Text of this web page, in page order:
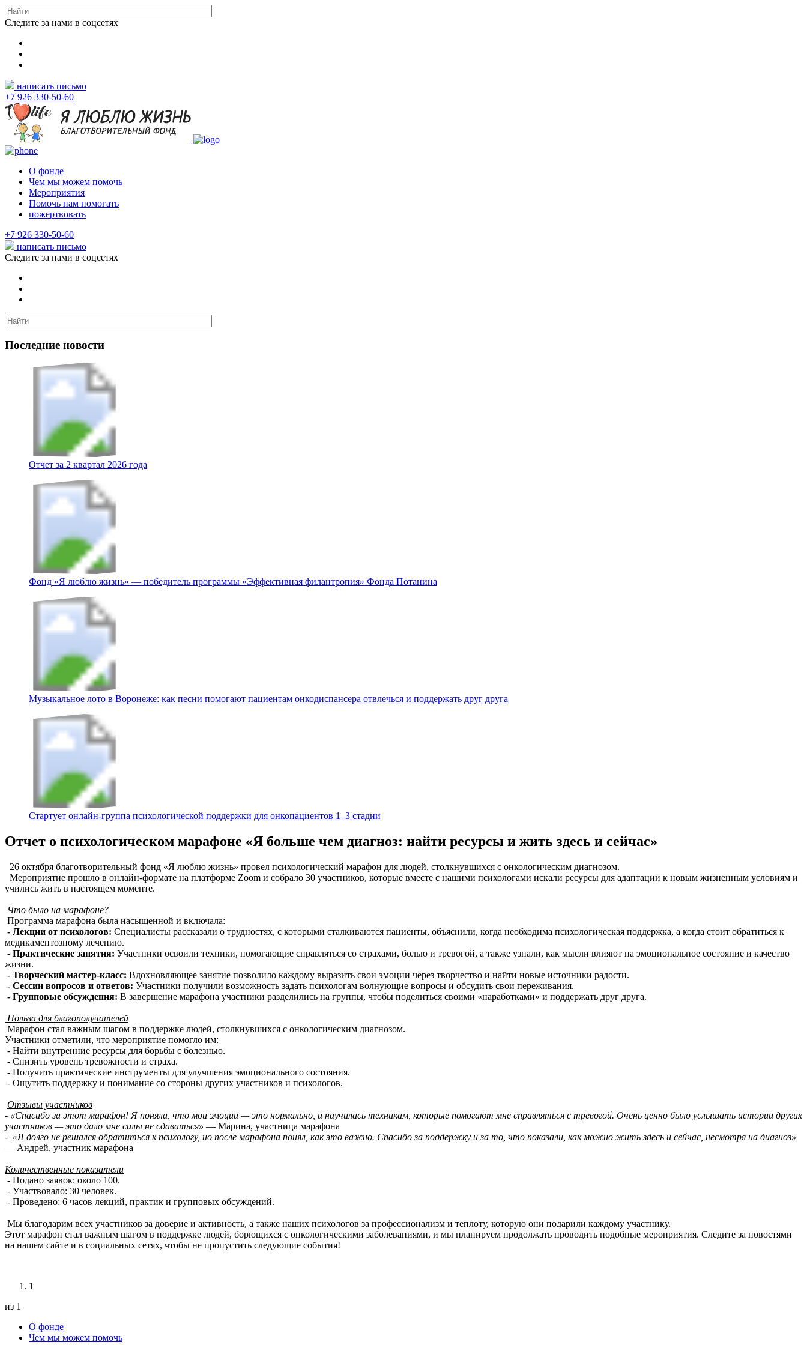
Следите за нами в соцсетях
написать письмо
+7 926 330-50-60
О фонде
Чем мы можем помочь
Мероприятия
Помочь нам помогать
пожертвовать
+7 926 330-50-60
написать письмо
Следите за нами в соцсетях
Последние новости
Отчет за 2 квартал 2026 года
Фонд «Я люблю жизнь» — победитель программы «Эффективная филантропия» Фонда Потанина
Музыкальное лото в Воронеже: как песни помогают пациентам онкодиспансера отвлечься и поддержать друг друга
Стартует онлайн‑группа психологической поддержки для онкопациентов 1–3 стадии
Отчет о психологическом марафоне «Я больше чем диагноз: найти ресурсы и жить здесь и сейчас»
26 октября благотворительный фонд «Я люблю жизнь» провел психологический марафон для людей, столкнувшихся с онкологическим диагнозом.
Мероприятие прошло в онлайн-формате на платформе Zoom и собрало 30 участников, которые вместе с нашими психологами искали ресурсы для адаптации к новым жизненным условиям и
учились жить в настоящем моменте.
Что было на марафоне?
Программа марафона была насыщенной и включала:
- Лекции от психологов: Специалисты рассказали о трудностях, с которыми сталкиваются пациенты, объяснили, когда необходима психологическая поддержка, а когда стоит обратиться к
медикаментозному лечению.
- Практические занятия: Участники освоили техники, помогающие справляться со страхами, болью и тревогой, а также узнали, как мысли влияют на эмоциональное состояние и качество
жизни.
- Творческий мастер-класс: Вдохновляющее занятие позволило каждому выразить свои эмоции через творчество и найти новые источники радости.
- Сессии вопросов и ответов: Участники получили возможность задать психологам волнующие вопросы и обсудить свои переживания.
- Групповые обсуждения: В завершение марафона участники разделились на группы, чтобы поделиться своими «наработками» и поддержать друг друга.
Польза для благополучателей
Марафон стал важным шагом в поддержке людей, столкнувшихся с онкологическим диагнозом.
Участники отметили, что мероприятие помогло им:
- Найти внутренние ресурсы для борьбы с болезнью.
- Снизить уровень тревожности и страха.
- Получить практические инструменты для улучшения эмоционального состояния.
- Ощутить поддержку и понимание со стороны других участников и психологов.
Отзывы участников
- «Спасибо за этот марафон! Я поняла, что мои эмоции — это нормально, и научилась техникам, которые помогают мне справляться с тревогой. Очень ценно было услышать истории других
участников — это дало мне силы не сдаваться» — Марина, участница марафона
- «Я долго не решался обратиться к психологу, но после марафона понял, как это важно. Спасибо за поддержку и за то, что показали, как можно жить здесь и сейчас, несмотря на диагноз»
— Андрей, участник марафона
Количественные показатели
- Подано заявок: около 100.
- Участвовало: 30 человек.
- Проведено: 6 часов лекций, практик и групповых обсуждений.
Мы благодарим всех участников за доверие и активность, а также наших психологов за профессионализм и теплоту, которую они подарили каждому участнику.
Этот марафон стал важным шагом в поддержке людей, борющихся с онкологическими заболеваниями, и мы планируем продолжать проводить подобные мероприятия. Следите за новостями
на нашем сайте и в социальных сетях, чтобы не пропустить следующие события!
1
из 1
О фонде
Чем мы можем помочь